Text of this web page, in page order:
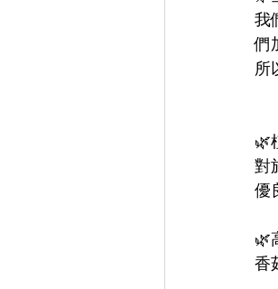
我
們
所
🌿
對
優
🌿
香